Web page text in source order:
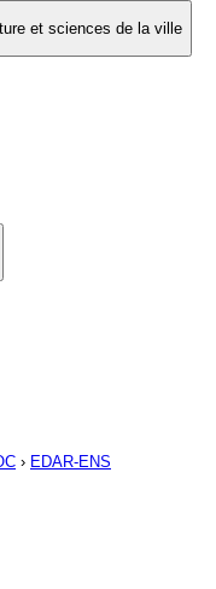
et sciences de la ville
› EDAR-ENS